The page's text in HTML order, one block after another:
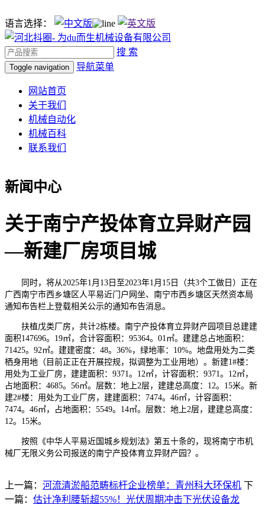
语言选择：
搜 索
Toggle navigation 导航菜单
网站首页
关于我们
机械自动化
机械百科
联系我们
新闻中心
关于南宁产投体育立异财产园
—新建厂房项目城
同时，将从2025年1月13日至2023年1月15日（共3个工做日）正在
广西南宁市西乡塘区人平易近门户网坐、南宁市西乡塘区天然资本局
通知布告栏上登载相关公示的通知布告消息。
扶植戊类厂房，共计2栋楼。南宁产投体育立异财产园项目总建建
面积147696。19㎡，合计容面积：95364。01㎡。建建总占地面积：
71425。92㎡。建建密度：48。36%，绿地率：10%。地盘用处为二类
栖身用地（目前正正在开展控规，拟调整为工业用地）。新建1#楼：
用处为工业厂房，建建面积：9371。12㎡，计容面积：9371。12㎡，
占地面积：4685。56㎡。层数：地上2层，建建总高度：12。15米。新
建2#楼：用处为工业厂房，建建面积：7474。46㎡，计容面积：
7474。46㎡，占地面积：5549。14㎡。层数：地上2层，建建总高度：
12。15米。
按照《中华人平易近国城乡规划法》第五十条的，现将南宁市机
械厂无限义务公司报送的南宁产投体育立异财产园？。
上一篇： 河流清淤船范畴标杆企业榜单：青州科大环保机 下
一篇： 估计净利腰斩超55%！光伏周期冲击下光伏设备龙